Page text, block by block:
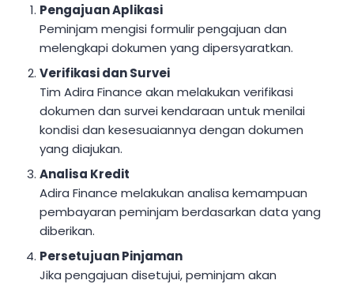
Pengajuan Aplikasi
Peminjam mengisi formulir pengajuan dan
melengkapi dokumen yang dipersyaratkan.
Verifikasi dan Survei
Tim Adira Finance akan melakukan verifikasi
dokumen dan survei kendaraan untuk menilai
kondisi dan kesesuaiannya dengan dokumen
yang diajukan.
Analisa Kredit
Adira Finance melakukan analisa kemampuan
pembayaran peminjam berdasarkan data yang
diberikan.
Persetujuan Pinjaman
Jika pengajuan disetujui, peminjam akan